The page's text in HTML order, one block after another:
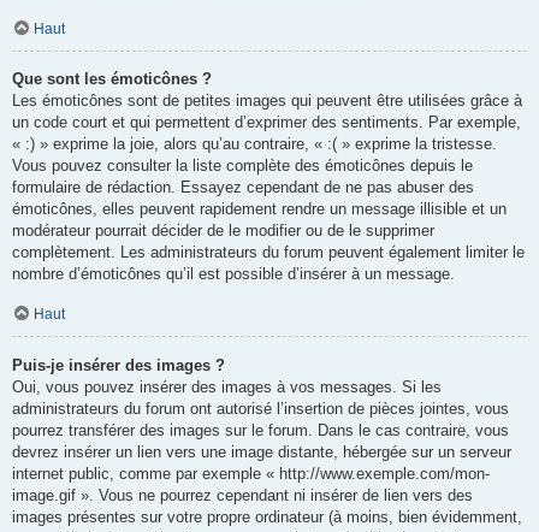
Haut
Que sont les émoticônes ?
Les émoticônes sont de petites images qui peuvent être utilisées grâce à
un code court et qui permettent d’exprimer des sentiments. Par exemple,
« :) » exprime la joie, alors qu’au contraire, « :( » exprime la tristesse.
Vous pouvez consulter la liste complète des émoticônes depuis le
formulaire de rédaction. Essayez cependant de ne pas abuser des
émoticônes, elles peuvent rapidement rendre un message illisible et un
modérateur pourrait décider de le modifier ou de le supprimer
complètement. Les administrateurs du forum peuvent également limiter le
nombre d’émoticônes qu’il est possible d’insérer à un message.
Haut
Puis-je insérer des images ?
Oui, vous pouvez insérer des images à vos messages. Si les
administrateurs du forum ont autorisé l’insertion de pièces jointes, vous
pourrez transférer des images sur le forum. Dans le cas contraire, vous
devrez insérer un lien vers une image distante, hébergée sur un serveur
internet public, comme par exemple « http://www.exemple.com/mon-
image.gif ». Vous ne pourrez cependant ni insérer de lien vers des
images présentes sur votre propre ordinateur (à moins, bien évidemment,